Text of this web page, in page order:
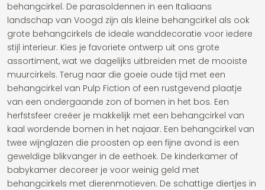
behangcirkel. De parasoldennen in een Italiaans
landschap van Voogd zijn als kleine behangcirkel als ook
grote behangcirkels de ideale wanddecoratie voor iedere
stijl interieur. Kies je favoriete ontwerp uit ons grote
assortiment, wat we dagelijks uitbreiden met de mooiste
muurcirkels. Terug naar die goeie oude tijd met een
behangcirkel van Pulp Fiction of een rustgevend plaatje
van een ondergaande zon of bomen in het bos. Een
herfstsfeer creëer je makkelijk met een behangcirkel van
kaal wordende bomen in het najaar. Een behangcirkel van
twee wijnglazen die proosten op een fijne avond is een
geweldige blikvanger in de eethoek. De kinderkamer of
babykamer decoreer je voor weinig geld met
behangcirkels met dierenmotieven. De schattige diertjes in